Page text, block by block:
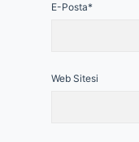
E-Posta*
Web Sitesi